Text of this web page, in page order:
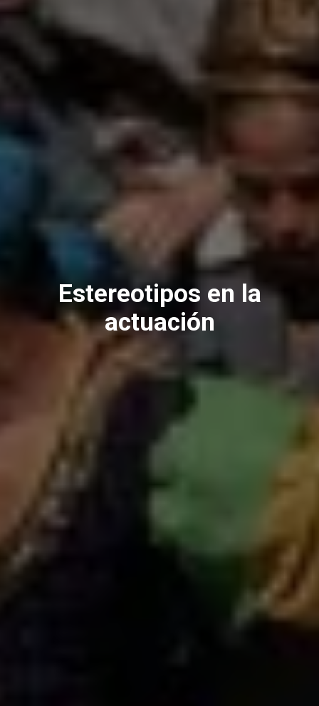
Estereotipos en la
actuación